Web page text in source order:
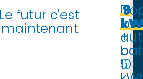
Le futur c'est
maintenant
!
6
+
5
9
+
10